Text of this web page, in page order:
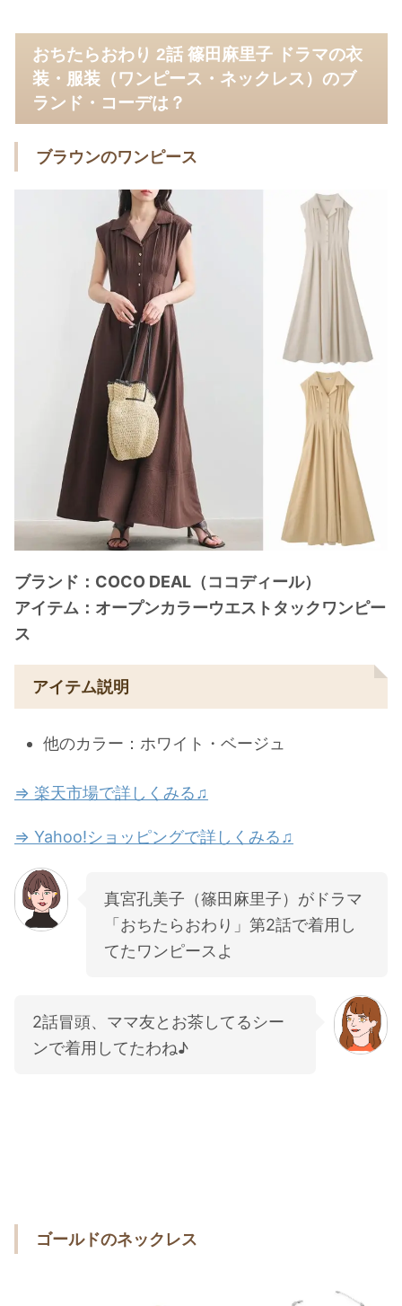
おちたらおわり 2話 篠田麻里子 ドラマの衣
装・服装（ワンピース・ネックレス）のブ
ランド・コーデは？
ブラウンのワンピース
ブランド：COCO DEAL（ココディール）
アイテム：オープンカラーウエストタックワンピー
ス
アイテム説明
他のカラー：ホワイト・ベージュ
⇒ 楽天市場で詳しくみる♫
⇒ Yahoo!ショッピングで詳しくみる♫
真宮孔美子（篠田麻里子）がドラマ
「おちたらおわり」第2話で着用し
てたワンピースよ
2話冒頭、ママ友とお茶してるシー
ンで着用してたわね♪
ゴールドのネックレス